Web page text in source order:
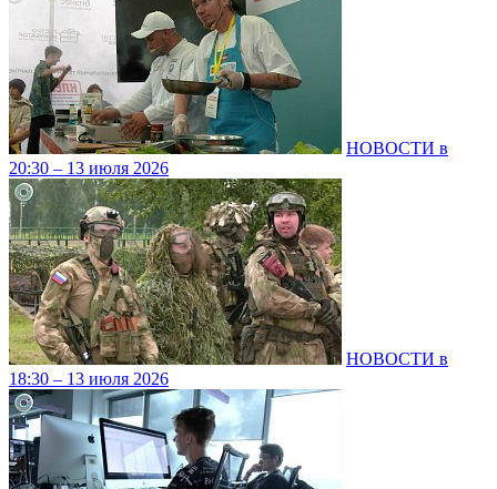
НОВОСТИ в
20:30 – 13 июля 2026
НОВОСТИ в
18:30 – 13 июля 2026